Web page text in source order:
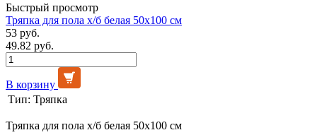
Быстрый просмотр
Тряпка для пола х/б белая 50х100 см
53 руб.
49.82 руб.
В корзину
Тип: Тряпка
Тряпка для пола х/б белая 50х100 см